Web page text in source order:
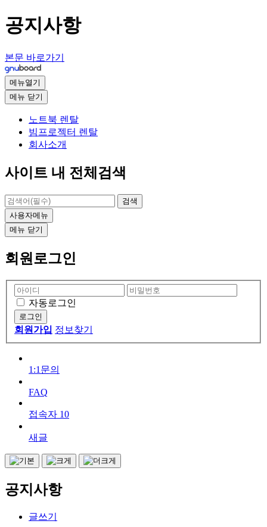
공지사항
본문 바로가기
메뉴열기
메뉴 닫기
노트북 렌탈
빔프로젝터 렌탈
회사소개
사이트 내 전체검색
검색
사용자메뉴
메뉴 닫기
회원로그인
자동로그인
회원가입 정보찾기
1:1문의
FAQ
접속자 10
새글
공지사항
글쓰기